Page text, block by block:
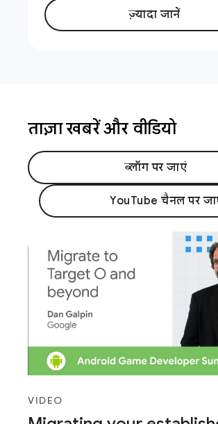
ज़्यादा जानें
ताज़ा खबरें और वीडियो
ब्लॉग पर जाएं
YouTube चैनल पर
VIDEO